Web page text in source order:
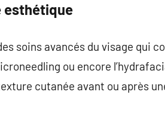
esthétique
soins avancés du visage qui
ou encore
cutanée avant ou après